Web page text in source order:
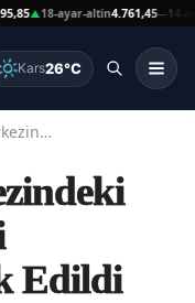
▲18-ayar-altin4.761,45—14-ayar-
Kars26°C
Kars Kent Merkezindeki Hayrat Çeşmeleri Bakımsızlığa Terk Edildi
Edildi